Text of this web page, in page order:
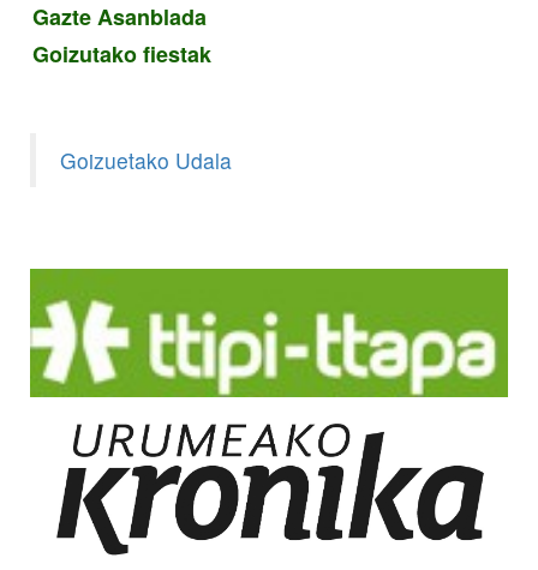
Gazte Asanblada
Goizutako fiestak
Goizuetako Udala